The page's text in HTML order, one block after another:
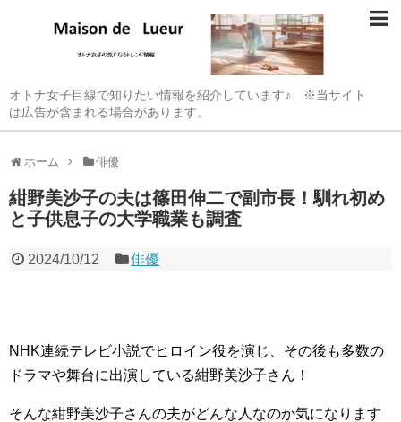
オトナ女子目線で知りたい情報を紹介しています♪ ※当サイト
は広告が含まれる場合があります。
ホーム 俳優
紺野美沙子の夫は篠田伸二で副市長！馴れ初め
と子供息子の大学職業も調査
2024/10/12 俳優
NHK連続テレビ小説でヒロイン役を演じ、その後も多数の
ドラマや舞台に出演している紺野美沙子さん！
そんな紺野美沙子さんの夫がどんな人なのか気になります